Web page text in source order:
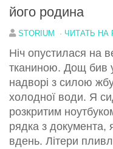
його родина
STORIUM · ЧИТАТЬ НА
Ніч опустилася на
тканиною. Дощ бив
надворі з силою
холодної води. Я
розкритим
рядка з документа,
вдень. Літери